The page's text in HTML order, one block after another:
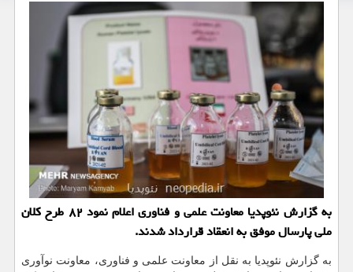
به گزارش نئوپدیا معاونت علمی و فناوری اعلام نمود ۸۲ طرح کلان
ملی پارسال موفق به انعقاد قرارداد شدند.
به گزارش نئوپدیا به نقل از معاونت علمی و فناوری، معاونت نوآوری